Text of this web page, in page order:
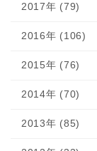
2017年 (79)
2016年 (106)
2015年 (76)
2014年 (70)
2013年 (85)